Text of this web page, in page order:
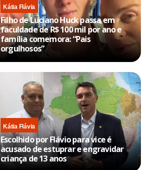
Kátia Flávia
Filho de Luciano Huck passa em
faculdade de R$ 100 mil por ano e
família comemora: “Pais
orgulhosos”
Kátia Flávia
Escolhido por Flávio para vice é
acusado de estuprar e engravidar
criança de 13 anos